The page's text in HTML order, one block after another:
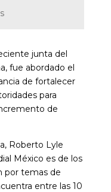
junta del
fue abordado el
de fortalecer
para
de
Roberto Lyle
México es de los
por temas de
entre las 10